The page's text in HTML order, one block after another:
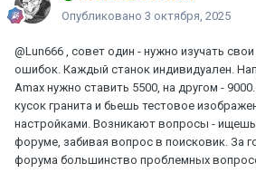
Опубликовано 3 октября, 2025
@Lun666 , совет один - нужно изучать
ошибок. Каждый станок индивидуален.
Аmax нужно ставить 5500, на другом -
кусок гранита и бьешь тестовое
настройками. Возникают вопросы -
форуме, забивая вопрос в поисковик. За
форума большинство проблемных